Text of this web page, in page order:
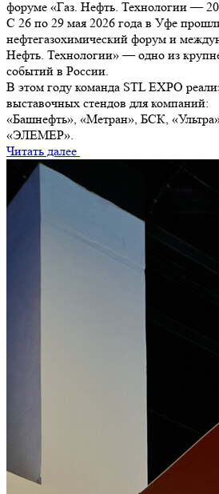
форуме «Газ. Нефть. Технологии —
С 26 по 29 мая 2026 года в Уфе
нефтегазохимический форум и
Нефть. Технологии» — одно из
событий в России.
В этом году команда STL EXPO
выставочных стендов для компаний:
«Башнефть», «Метран», БСК,
«ЭЛЕМЕР».
Читать далее